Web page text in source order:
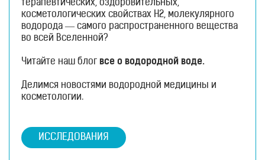
терапевтических, оздоровительных,
косметологических свойствах H2, молекулярного
водорода — самого распространенного вещества
во всей Вселенной?
Читайте наш блог все о водородной воде.
Делимся новостями водородной медицины и
косметологии.
ИССЛЕДОВАНИЯ